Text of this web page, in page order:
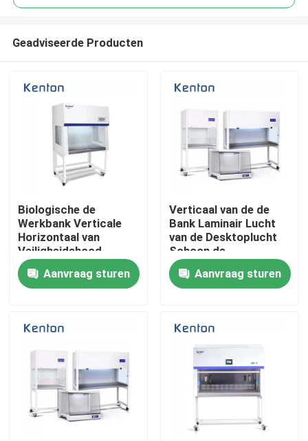
Thuis
Over ons
Fabrieksreis
Geadviseerde Producten
Biologische de
Werkbank Verticale
Horizontaal van
Veiligheidshood
laminar flow clean
benchAanvraag sturen
Verticaal van de de
Bank Laminair Lucht
van de Desktoplucht
Schoon de
Stroomkabinet voor
Medisch Laboratorium
Aanvraag sturen